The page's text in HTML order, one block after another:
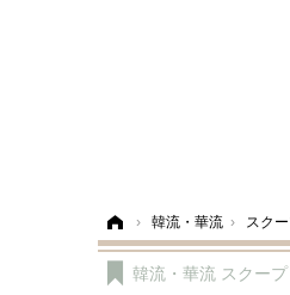
› 韓流・華流 › スク
韓流・華流 スクープ